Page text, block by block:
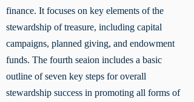
finance. It focuses on key elements of the
stewardship of treasure, including capital
campaigns, planned giving, and endowment
funds. The fourth seaion includes a basic
outline of seven key steps for overall
stewardship success in promoting all forms of